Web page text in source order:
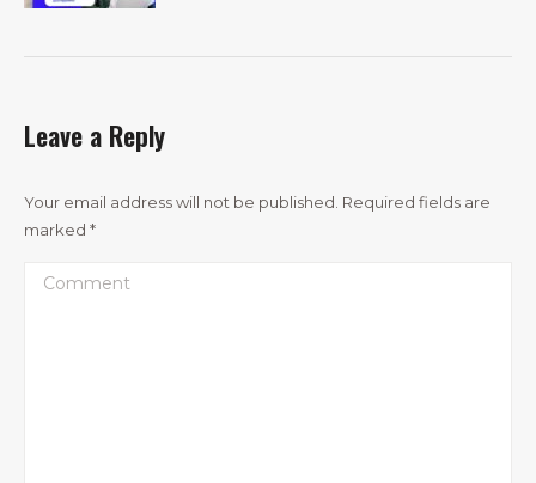
Leave a Reply
Your email address will not be published. Required fields are
marked *
Comment